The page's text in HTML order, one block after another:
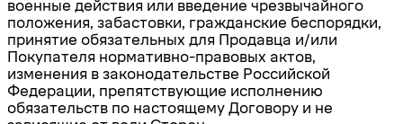
военные действия или введение чрезвычайного
положения, забастовки, гражданские беспорядки,
принятие обязательных для Продавца и/или
Покупателя нормативно-правовых актов,
изменения в законодательстве Российской
Федерации, препятствующие исполнению
обязательств по настоящему Договору и не